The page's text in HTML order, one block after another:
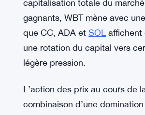
capitalisation totale du
gagnants, WBT mène avec
que CC, ADA et SOL affichent
une rotation du capital vers
légère pression.
L’action des prix au cours de
combinaison d’une